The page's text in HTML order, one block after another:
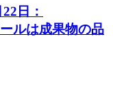
日：
ルは成果物の品